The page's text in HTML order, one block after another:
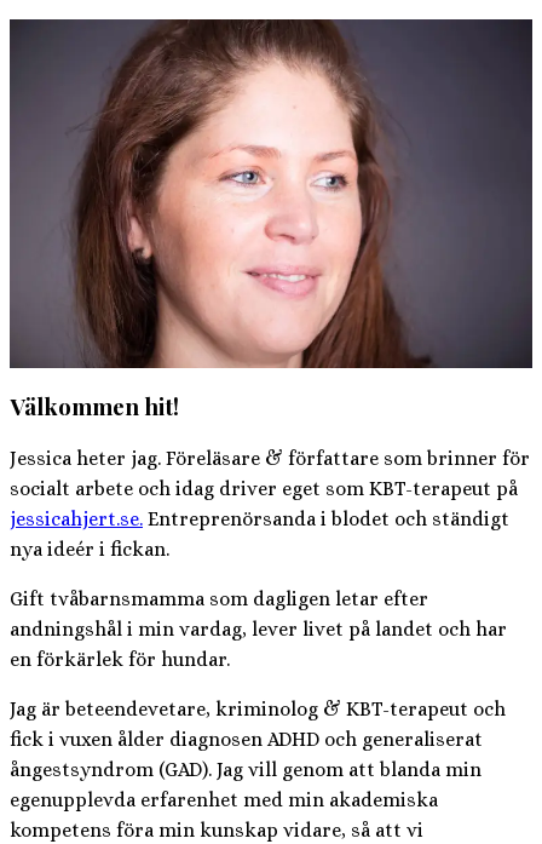
efter:
Välkommen hit!
Jessica heter jag. Föreläsare & författare som brinner för
socialt arbete och idag driver eget som KBT-terapeut på
jessicahjert.se. Entreprenörsanda i blodet och ständigt
nya ideér i fickan.
Gift tvåbarnsmamma som dagligen letar efter
andningshål i min vardag, lever livet på landet och har
en förkärlek för hundar.
Jag är beteendevetare, kriminolog & KBT-terapeut och
fick i vuxen ålder diagnosen ADHD och generaliserat
ångestsyndrom (GAD). Jag vill genom att blanda min
egenupplevda erfarenhet med min akademiska
kompetens föra min kunskap vidare, så att vi